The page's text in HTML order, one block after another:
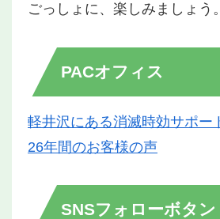
ごっしょに、楽しみましょう。
PACオフィス
軽井沢にある消滅時効サポー
26年間のお客様の声
SNSフォローボタン